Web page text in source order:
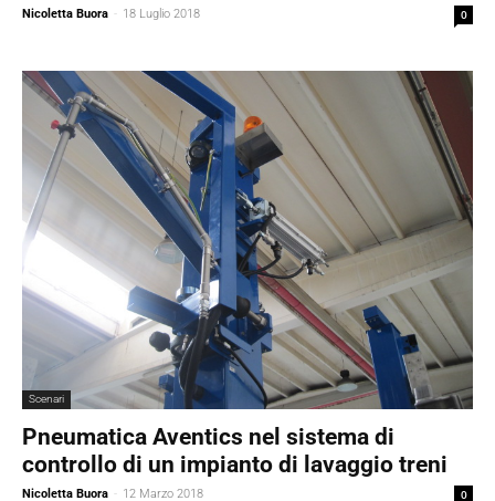
Nicoletta Buora - 18 Luglio 2018 0
Scenari
Pneumatica Aventics nel sistema di
controllo di un impianto di lavaggio treni
Nicoletta Buora - 12 Marzo 2018 0